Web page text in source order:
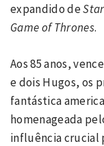
expandido de
Game of Thrones.
Aos 85 anos,
e dois Hugos, os
fantástica
homenageada
influência crucial